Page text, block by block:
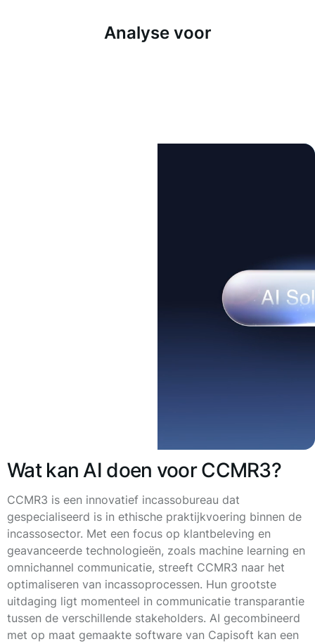
Analyse voor
Wat kan AI doen voor CCMR3?
CCMR3 is een innovatief incassobureau dat
gespecialiseerd is in ethische praktijkvoering binnen de
incassosector. Met een focus op klantbeleving en
geavanceerde technologieën, zoals machine learning en
omnichannel communicatie, streeft CCMR3 naar het
optimaliseren van incassoprocessen. Hun grootste
uitdaging ligt momenteel in communicatie transparantie
tussen de verschillende stakeholders. AI gecombineerd
met op maat gemaakte software van Capisoft kan een